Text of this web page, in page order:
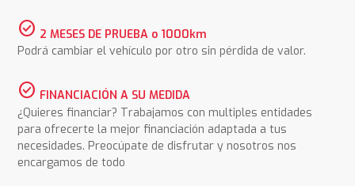
check_circle 2 MESES DE PRUEBA o 1000km
Podrá cambiar el vehículo por otro sin pérdida de valor.
check_circle FINANCIACIÓN A SU MEDIDA
¿Quieres financiar? Trabajamos con multiples entidades
para ofrecerte la mejor financiación adaptada a tus
necesidades. Preocúpate de disfrutar y nosotros nos
encargamos de todo